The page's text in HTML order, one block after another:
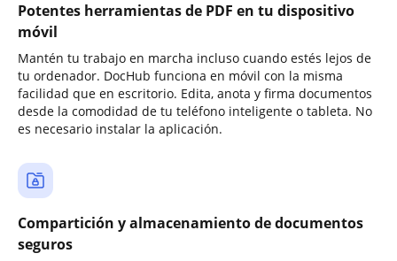
Potentes herramientas de PDF en tu dispositivo
móvil
Mantén tu trabajo en marcha incluso cuando estés lejos de
tu ordenador. DocHub funciona en móvil con la misma
facilidad que en escritorio. Edita, anota y firma documentos
desde la comodidad de tu teléfono inteligente o tableta. No
es necesario instalar la aplicación.
Compartición y almacenamiento de documentos
seguros